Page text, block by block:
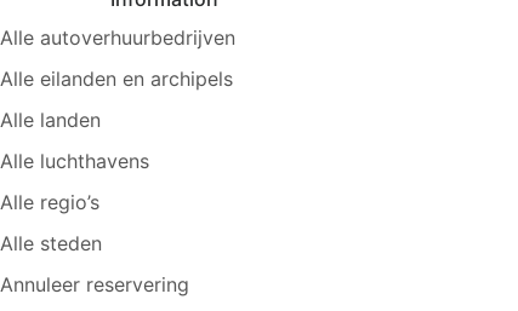
Alle autoverhuurbedrijven
Alle eilanden en archipels
Alle landen
Alle luchthavens
Alle regio’s
Alle steden
Annuleer reservering